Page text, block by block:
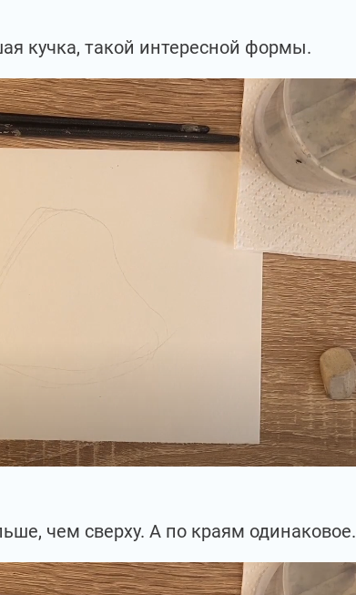
кучка, такой интересной формы.
чем сверху. А по краям одинаковое.